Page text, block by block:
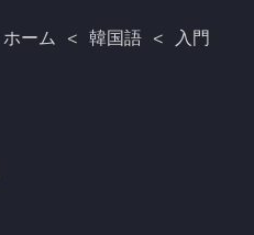
ホーム < 韓国語 < 入門